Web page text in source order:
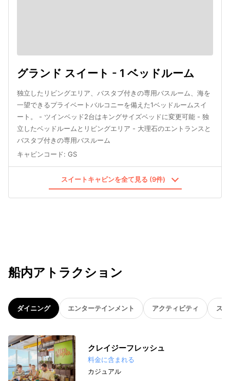
グランド スイート - 1 ベッドルーム
独立したリビングエリア、バスタブ付きの専用バスルーム、海を
一望できるプライベートバルコニーを備えた1ベッドルームスイ
ート。 - ツインベッド2台はキングサイズベッドに変更可能 - 独
立したベッドルームとリビングエリア - 大理石のエントランスと
バスタブ付きの専用バスルーム
キャビンコード: GS
スイートキャビンを全て見る (9件)
船内アトラクション
ダイニング エンターテインメント アクティビティ ス
クレイジーフレッシュ
料金に含まれる
カジュアル